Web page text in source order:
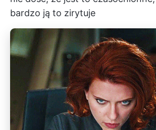
bardzo ją to zirytuje